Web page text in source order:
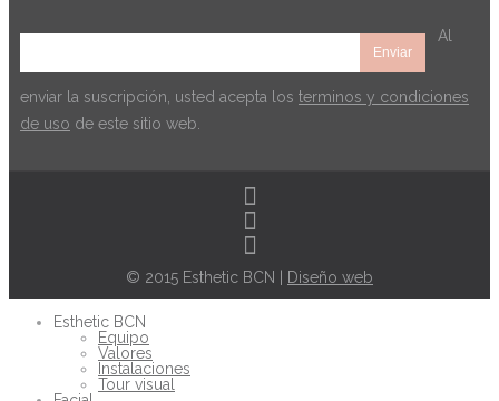
Al
enviar la suscripción, usted acepta los terminos y condiciones
de uso de este sitio web.
© 2015 Esthetic BCN | Diseño web
Esthetic BCN
Equipo
Valores
Instalaciones
Tour visual